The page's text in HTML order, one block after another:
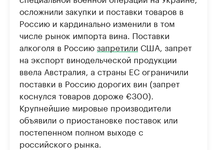
осложнили закупки и поставки товаров в
Россию и кардинально изменили в том
числе рынок импорта вина. Поставки
алкоголя в Россиюзапретили США, запрет
на экспорт винодельческой продукции
ввела Австралия, а страны ЕС ограничили
поставки в Россию дорогих вин (запрет
коснулся товаров дороже €300).
Крупнейшие мировые производители
объявили о приостановке поставок или
постепенном полном выходе с
российского рынка.